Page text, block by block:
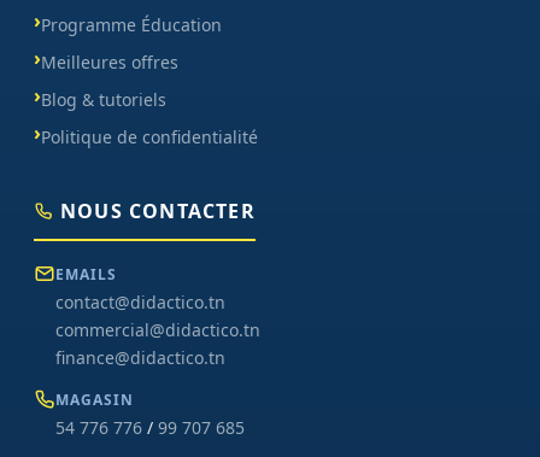
Programme Éducation
Meilleures offres
Blog & tutoriels
Politique de confidentialité
NOUS CONTACTER
EMAILS
contact@didactico.tn
commercial@didactico.tn
finance@didactico.tn
MAGASIN
54 776 776 / 99 707 685